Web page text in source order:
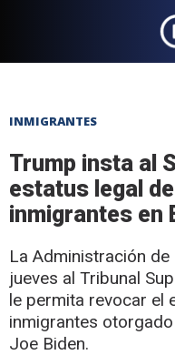
INMIGRANTES
Trump insta al
estatus legal
inmigrantes en
La Administración
jueves al Tribunal
le permita revocar el
inmigrantes
Joe Biden.